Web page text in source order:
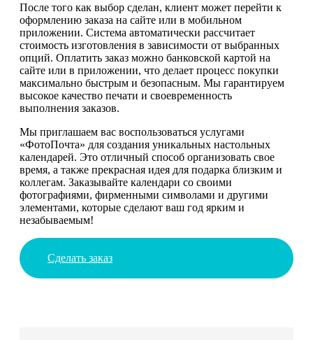
После того как выбор сделан, клиент может перейти к
оформлению заказа на сайте или в мобильном
приложении. Система автоматически рассчитает
стоимость изготовления в зависимости от выбранных
опций. Оплатить заказ можно банковской картой на
сайте или в приложении, что делает процесс покупки
максимально быстрым и безопасным. Мы гарантируем
высокое качество печати и своевременность
выполнения заказов.
Мы приглашаем вас воспользоваться услугами
«ФотоПочта» для создания уникальных настольных
календарей. Это отличный способ организовать свое
время, а также прекрасная идея для подарка близким и
коллегам. Заказывайте календари со своими
фотографиями, фирменными символами и другими
элементами, которые сделают ваш год ярким и
незабываемым!
Сделать заказ